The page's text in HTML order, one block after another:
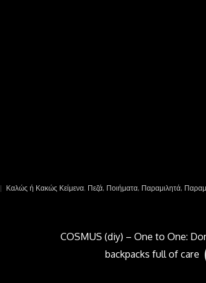
| Καλώς ή Κακώς Κείμενα, Πεζά, Ποιήματα, Παραμιλητά,
COSMUS (diy) – One to One:
backpacks full of care